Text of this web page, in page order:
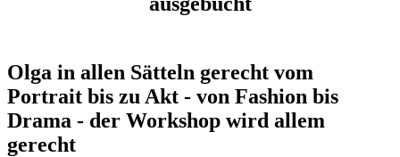
Olga in allen Sätteln gerecht vom
Portrait bis zu Akt - von Fashion bis
Drama - der Workshop wird allem
gerecht